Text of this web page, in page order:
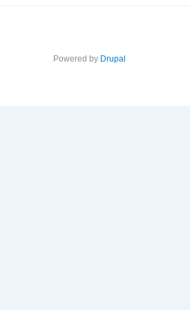
Powered by Drupal